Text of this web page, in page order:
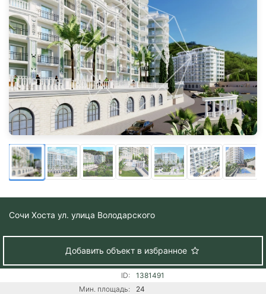
Сочи Хоста ул. улица Володарского
Добавить объект в избранное
ID:
1381491
Мин. площадь:
24